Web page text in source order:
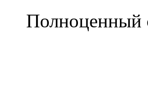
Полноценный